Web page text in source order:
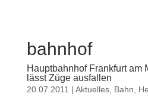
bahnhof
Hauptbahnhof Frankfurt am
lässt Züge ausfallen
20.07.2011 | Aktuelles, Bahn